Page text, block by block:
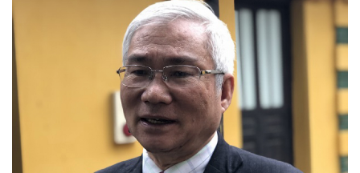
Văn hóa
Sân khấu - Điện ảnh
Giải trí
Nghệ sĩ